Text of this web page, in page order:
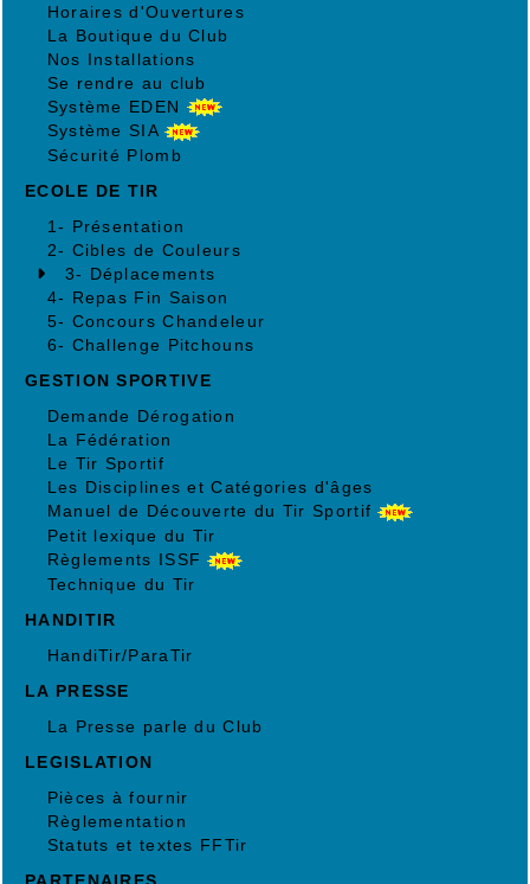
Horaires d'Ouvertures
La Boutique du Club
Nos Installations
Se rendre au club
Système EDEN
Système SIA
Sécurité Plomb
ECOLE DE TIR
1- Présentation
2- Cibles de Couleurs
3- Déplacements
4- Repas Fin Saison
5- Concours Chandeleur
6- Challenge Pitchouns
GESTION SPORTIVE
Demande Dérogation
La Fédération
Le Tir Sportif
Les Disciplines et Catégories d'âges
Manuel de Découverte du Tir Sportif
Petit lexique du Tir
Règlements ISSF
Technique du Tir
HANDITIR
HandiTir/ParaTir
LA PRESSE
La Presse parle du Club
LEGISLATION
Pièces à fournir
Règlementation
Statuts et textes FFTir
PARTENAIRES